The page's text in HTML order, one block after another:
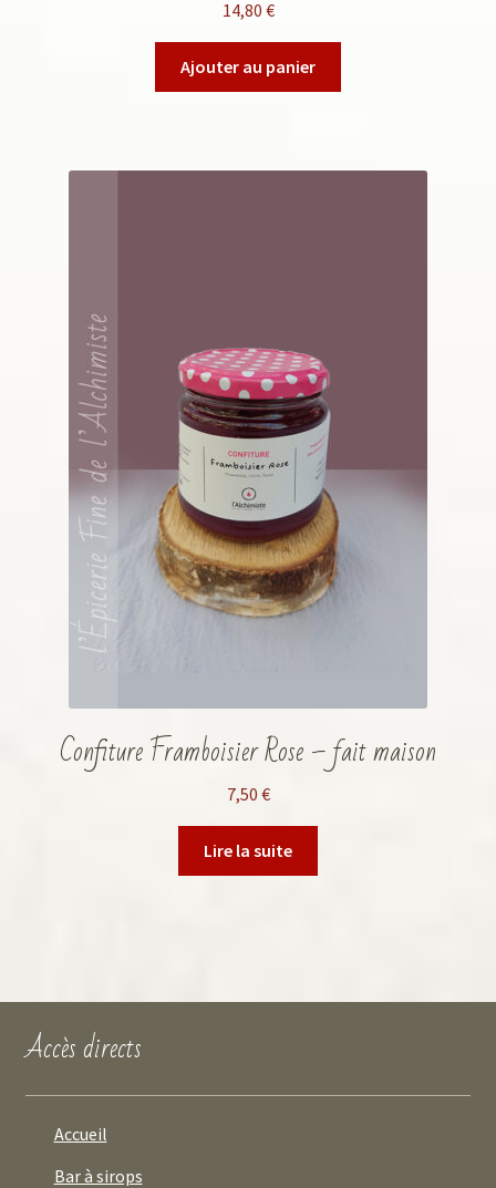
14,80 €
Ajouter au panier
Confiture Framboisier Rose – fait maison
7,50 €
Lire la suite
Accès directs
Accueil
Bar à sirops